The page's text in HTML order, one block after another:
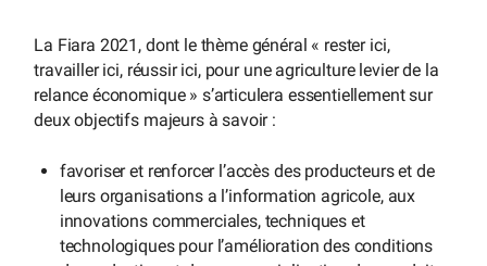
La Fiara 2021, dont le thème général « rester ici,
travailler ici, réussir ici, pour une agriculture levier de la
relance économique » s’articulera essentiellement sur
deux objectifs majeurs à savoir :
favoriser et renforcer l’accès des producteurs et de
leurs organisations a l’information agricole, aux
innovations commerciales, techniques et
technologiques pour l’amélioration des conditions